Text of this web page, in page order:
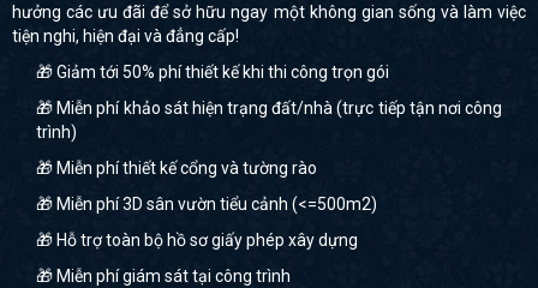
hưởng các ưu đãi để sở hữu ngay một không gian sống và làm việc
tiện nghi, hiện đại và đẳng cấp!
🎁 Giảm tới 50% phí thiết kế khi thi công trọn gói
🎁 Miễn phí khảo sát hiện trạng đất/nhà (trực tiếp tận nơi công
trình)
🎁 Miễn phí thiết kế cổng và tường rào
🎁 Miễn phí 3D sân vườn tiểu cảnh (<=500m2)
🎁 Hỗ trợ toàn bộ hồ sơ giấy phép xây dựng
🎁 Miễn phí giám sát tại công trình